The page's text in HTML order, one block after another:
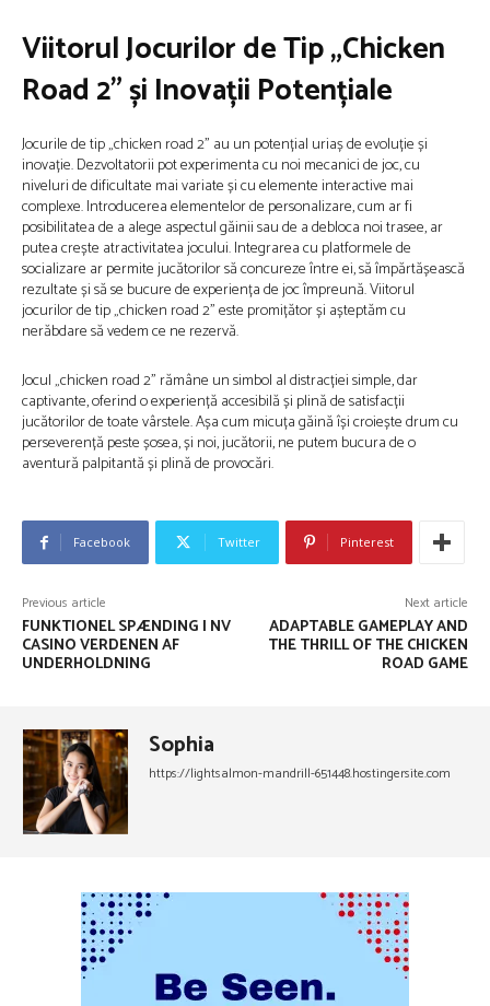
Viitorul Jocurilor de Tip „Chicken
Road 2” și Inovații Potențiale
Jocurile de tip „chicken road 2” au un potențial uriaș de evoluție și
inovație. Dezvoltatorii pot experimenta cu noi mecanici de joc, cu
niveluri de dificultate mai variate și cu elemente interactive mai
complexe. Introducerea elementelor de personalizare, cum ar fi
posibilitatea de a alege aspectul găinii sau de a debloca noi trasee, ar
putea crește atractivitatea jocului. Integrarea cu platformele de
socializare ar permite jucătorilor să concureze între ei, să împărtășească
rezultate și să se bucure de experiența de joc împreună. Viitorul
jocurilor de tip „chicken road 2” este promițător și așteptăm cu
nerăbdare să vedem ce ne rezervă.
Jocul „chicken road 2” rămâne un simbol al distracției simple, dar
captivante, oferind o experiență accesibilă și plină de satisfacții
jucătorilor de toate vârstele. Așa cum micuța găină își croiește drum cu
perseverență peste șosea, și noi, jucătorii, ne putem bucura de o
aventură palpitantă și plină de provocări.
Facebook Twitter Pinterest
Previous article
FUNKTIONEL SPÆNDING I NV
CASINO VERDENEN AF
UNDERHOLDNING
Next article
ADAPTABLE GAMEPLAY AND
THE THRILL OF THE CHICKEN
ROAD GAME
Sophia
https://lightsalmon-mandrill-651448.hostingersite.com